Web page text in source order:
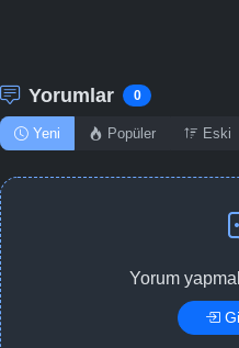
Yorumlar 0
Yeni Popüler Eski
Yorum